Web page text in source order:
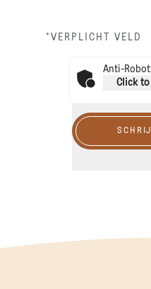
*VERPLICHT VELD
Anti-
Click